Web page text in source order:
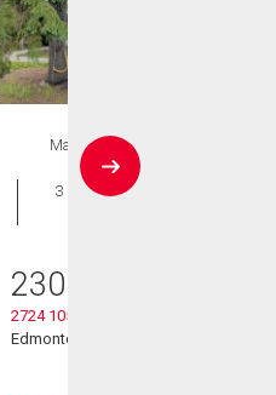
Maison en
rangée
3 CAC , 3
230 000
2724 105 Street Nw
Edmonton, AB